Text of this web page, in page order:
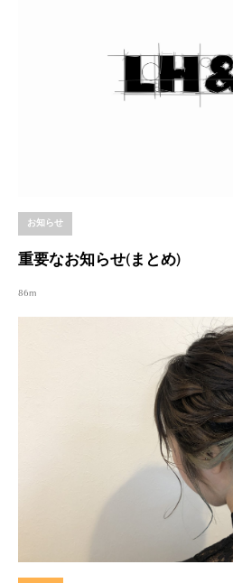
お知らせ
重要なお知らせ(まとめ)
86m